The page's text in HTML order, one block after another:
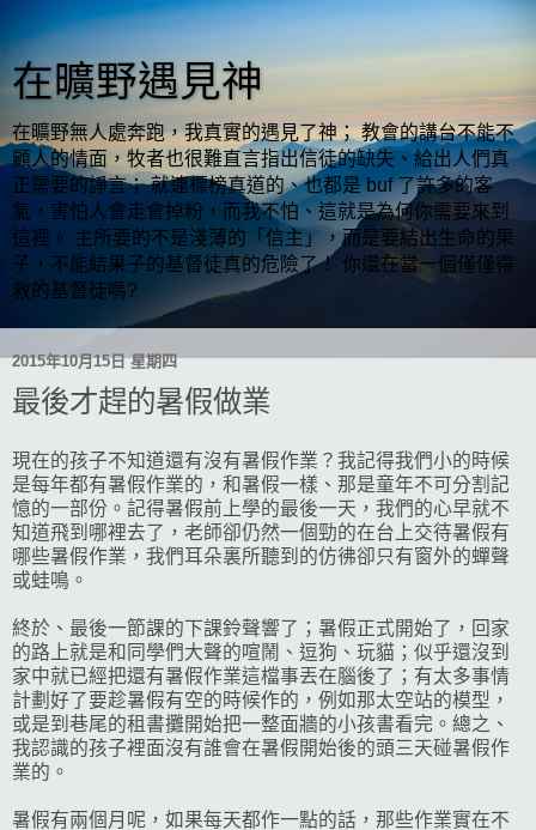
在曠野遇見神
在曠野無人處奔跑，我真實的遇見了神； 教會的講台不能不
顧人的情面，牧者也很難直言指出信徒的缺失、給出人們真
正需要的諍言； 就連標榜真道的、也都是 buf 了許多的客
氣，害怕人會走會掉粉，而我不怕、這就是為何你需要來到
這裡。 主所要的不是淺薄的「信主」，而是要結出生命的果
子，不能結果子的基督徒真的危險了！ 你還在當一個僅僅得
救的基督徒嗎?
2015年10月15日 星期四
最後才趕的暑假做業
現在的孩子不知道還有沒有暑假作業？我記得我們小的時候
是每年都有暑假作業的，和暑假一樣、那是童年不可分割記
憶的一部份。記得暑假前上學的最後一天，我們的心早就不
知道飛到哪裡去了，老師卻仍然一個勁的在台上交待暑假有
哪些暑假作業，我們耳朵裏所聽到的仿彿卻只有窗外的蟬聲
或蛙鳴。
終於、最後一節課的下課鈴聲響了；暑假正式開始了，回家
的路上就是和同學們大聲的喧鬧、逗狗、玩貓；似乎還沒到
家中就已經把還有暑假作業這檔事丟在腦後了；有太多事情
計劃好了要趁暑假有空的時候作的，例如那太空站的模型，
或是到巷尾的租書攤開始把一整面牆的小孩書看完。總之、
我認識的孩子裡面沒有誰會在暑假開始後的頭三天碰暑假作
業的。
暑假有兩個月呢，如果每天都作一點的話，那些作業實在不